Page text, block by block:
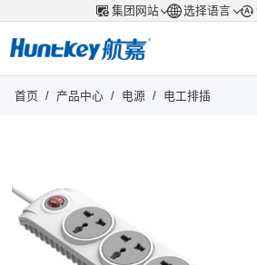
集团网站 选择语言
首页 / 产品中心 / 电源 / 电工排插